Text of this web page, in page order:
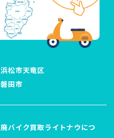
浜松市天竜区
磐田市
廃バイク買取ライトナウにつ